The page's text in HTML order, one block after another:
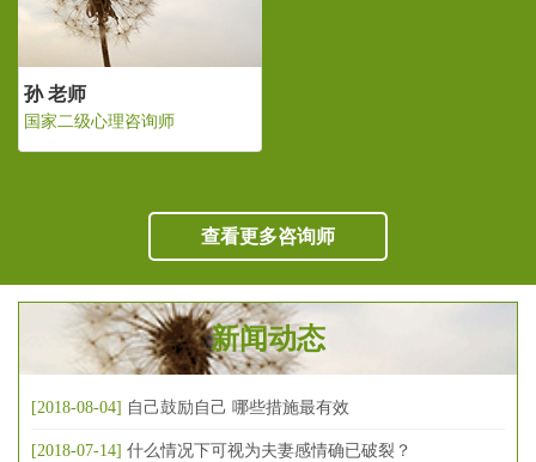
查看更多咨询师
新闻动态
[2018-08-04] 自己鼓励自己 哪些措施最有效
[2018-07-14] 什么情况下可视为夫妻感情确已破裂？